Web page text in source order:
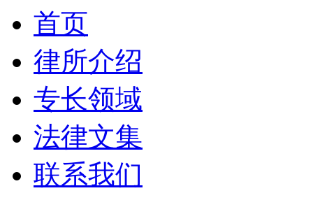
首页
律所介绍
专长领域
法律文集
联系我们